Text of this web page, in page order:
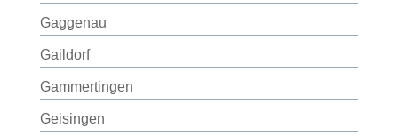
Gaggenau
Gaildorf
Gammertingen
Geisingen